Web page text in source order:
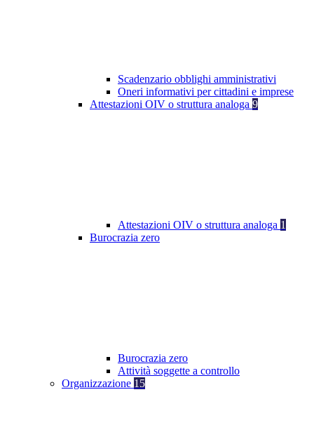
Scadenzario obblighi amministrativi
Oneri informativi per cittadini e imprese
Attestazioni OIV o struttura analoga 9
Attestazioni OIV o struttura analoga 1
Burocrazia zero
Burocrazia zero
Attività soggette a controllo
Organizzazione 15